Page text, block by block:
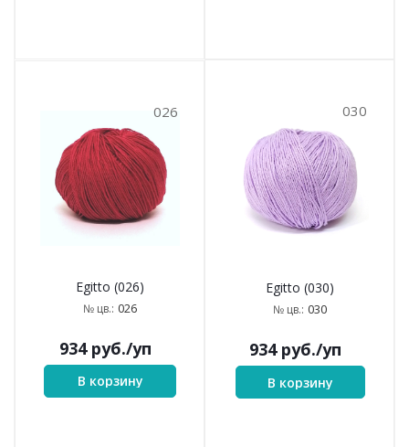
026
Egitto (026)
№ цв.: 026
934руб./уп
В корзину
030
Egitto (030)
№ цв.: 030
934руб./уп
В корзину